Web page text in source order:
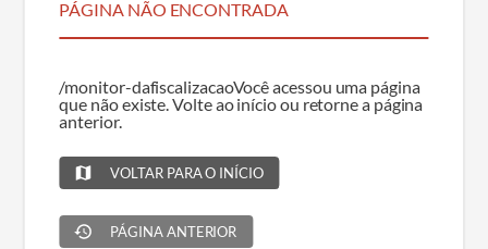
PÁGINA NÃO ENCONTRADA
/monitor-dafiscalizacaoVocê acessou uma página
que não existe. Volte ao início ou retorne a página
anterior.
VOLTAR PARA O INÍCIO
PÁGINA ANTERIOR